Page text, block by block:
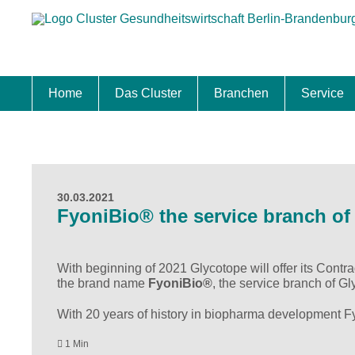
Home Das Cluster Branchen Service
30.03.2021
FyoniBio® the service branch
With beginning of 2021 Glycotope will offer its
the brand name FyoniBio®, the service branch of
With 20 years of history in biopharma development
1 Min